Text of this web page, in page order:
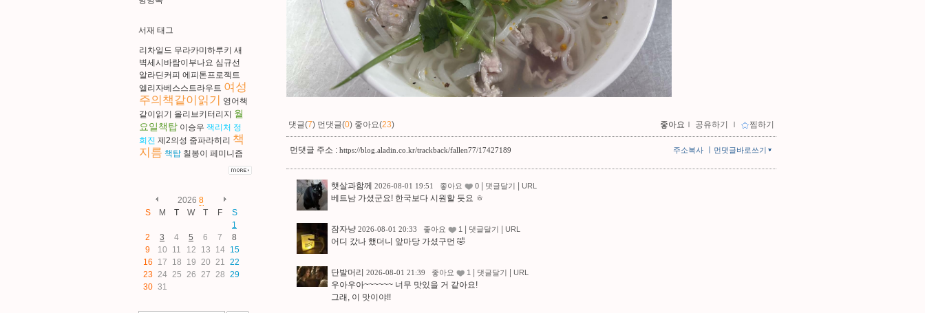
댓글(7) 먼댓글(0) 좋아요(23) 좋아요 ｌ 공유하기 ｌ 찜하기
먼댓글 주소 : https://blog.aladin.co.kr/trackback/fallen77/17427189 먼댓글바로쓰기
주소복사
햇살과함께 2026-08-01 19:51 좋아요 0 댓글달기 URL
베트남 가셨군요! 한국보다 시원할 듯요 ㅎ
잠자냥 2026-08-01 20:33 좋아요 1 댓글달기 URL
어디 갔나 했더니 앞마당 가셨구먼 🤣
단발머리 2026-08-01 21:39 좋아요 1 댓글달기 URL
우아우아~~~~~~ 너무 맛있을 거 같아요!
그래, 이 맛이야!!
서재 태그
리차일드 무라카미하루키 새
벽세시바람이부나요 심규선
알라딘커피 에피톤프로젝트
엘리자베스스트라우트 여성
주의책같이읽기 영어책
같이읽기 올리브키터리지 월
요일책탑 이승우 잭리처 정
희진 제2의성 줌파라히리 책
지름 책탑 칠봉이 페미니즘
2026 8
S
M T W T F
S
1
2
3 4 5 6 7
8
9
10 11 12 13 14
15
16
17 18 19 20 21 22
23 24 25 26 27 28 29
30 31